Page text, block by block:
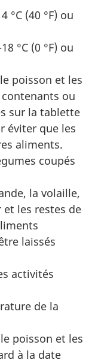
°C (40 °F) ou
°C (0 °F) ou
poisson et les
ou
sur la tablette
éviter que les
aliments.
coupés
la volaille,
les restes de
laissés
activités
de la
poisson et les
à la date